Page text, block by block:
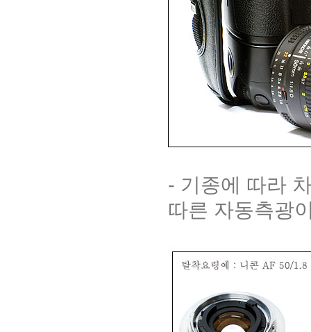
- 기종에 따라
따른 자동측광